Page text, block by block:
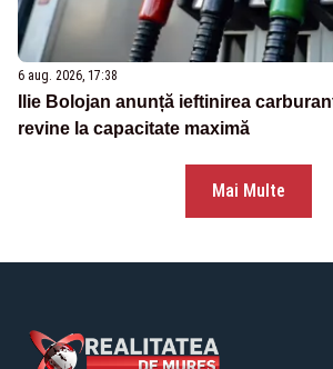
6 aug. 2026, 17:38
Ilie Bolojan anunță ieftinirea
revine la capacitate maximă
Mai Multe